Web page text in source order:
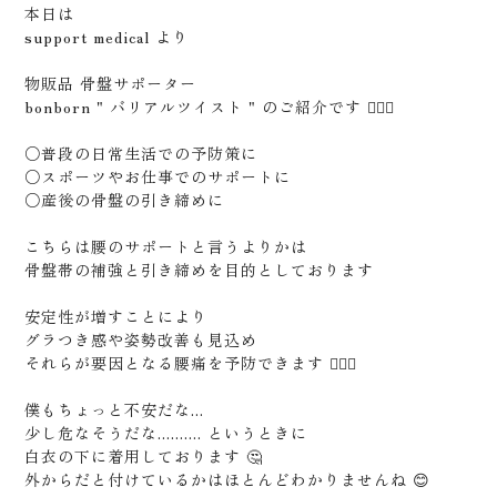
本日は
support medical より
物販品 骨盤サポーター
bonborn " バリアルツイスト " のご紹介です 🙇🏻‍♂️
○普段の日常生活での予防策に
○スポーツやお仕事でのサポートに
○産後の骨盤の引き締めに
こちらは腰のサポートと言うよりかは
骨盤帯の補強と引き締めを目的としております
安定性が増すことにより
グラつき感や姿勢改善も見込め
それらが要因となる腰痛を予防できます 🙆🏻‍♂️
僕もちょっと不安だな...
少し危なそうだな.......... というときに
白衣の下に着用しております 🤔
外からだと付けているかはほとんどわかりませんね 😊